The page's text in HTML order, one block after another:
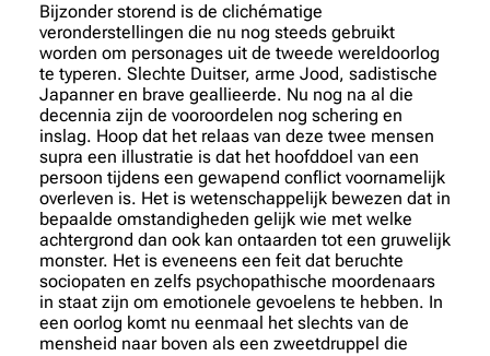
Bijzonder storend is de clichématige
veronderstellingen die nu nog steeds gebruikt
worden om personages uit de tweede wereldoorlog
te typeren. Slechte Duitser, arme Jood, sadistische
Japanner en brave geallieerde. Nu nog na al die
decennia zijn de vooroordelen nog schering en
inslag. Hoop dat het relaas van deze twee mensen
supra een illustratie is dat het hoofddoel van een
persoon tijdens een gewapend conflict voornamelijk
overleven is. Het is wetenschappelijk bewezen dat in
bepaalde omstandigheden gelijk wie met welke
achtergrond dan ook kan ontaarden tot een gruwelijk
monster. Het is eveneens een feit dat beruchte
sociopaten en zelfs psychopathische moordenaars
in staat zijn om emotionele gevoelens te hebben. In
een oorlog komt nu eenmaal het slechts van de
mensheid naar boven als een zweetdruppel die